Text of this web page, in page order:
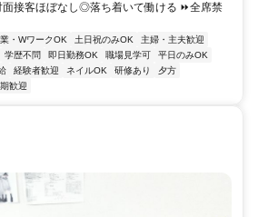
面接客ほぼなし◎落ち着いて働ける ⏩全席禁
・WワークOK 土日祝のみOK
主婦・主夫歓迎
学歴不問 即日勤務OK 職場見学可
平日のみOK
経験者歓迎 ネイルOK 研修あり
夕方
歓迎